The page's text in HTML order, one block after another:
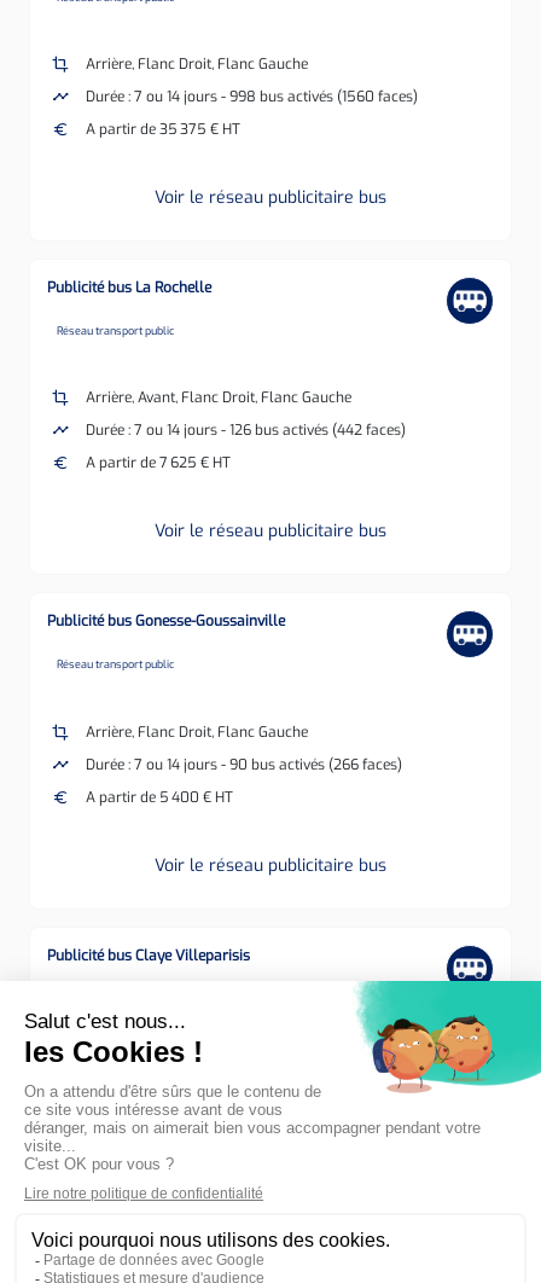
crop
Arrière, Flanc Droit, Flanc Gauche
timeline
Durée : 7 ou 14 jours - 998 bus activés (1560 faces)
euro
A partir de 35 375 € HT
Voir le réseau publicitaire bus
Publicité bus La Rochelle
none
Réseau transport public
crop
Arrière, Avant, Flanc Droit, Flanc Gauche
timeline
Durée : 7 ou 14 jours - 126 bus activés (442 faces)
euro
A partir de 7 625 € HT
Voir le réseau publicitaire bus
Publicité bus Gonesse-Goussainville
none
Réseau transport public
crop
Arrière, Flanc Droit, Flanc Gauche
timeline
Durée : 7 ou 14 jours - 90 bus activés (266 faces)
euro
A partir de 5 400 € HT
Voir le réseau publicitaire bus
Publicité bus Claye Villeparisis
crop
Arrière, Flanc Droit, Flanc Gauche
timeline
Durée : 7 ou 14 jours - 44 bus activés (121 faces)
euro
A partir de 4 000 € HT
Voir le réseau publicitaire bus